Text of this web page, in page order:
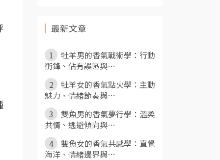
最新文章
1
牡羊男的香氣戰術學：行動
衝鋒、佔有誤區與⋯
2
牡羊女的香氣點火學：主動
魅力、情緒節奏與⋯
3
雙魚男的香氣夢行學：溫柔
共情、逃避傾向與⋯
4
雙魚女的香氣共感學：直覺
海洋、情緒邊界與⋯